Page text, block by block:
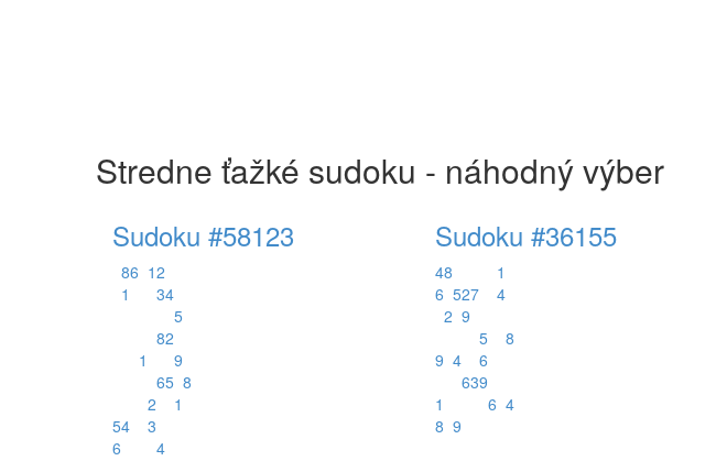
Stredne ťažké sudoku - náhodný výber
Sudoku #58123
86 12
1
34
5
82
1
9
65 8
2
1
54
3
6
4
Sudoku #36155
48
1
6 527
4
2 9
5
8
9 4
6
639
1
6 4
8 9